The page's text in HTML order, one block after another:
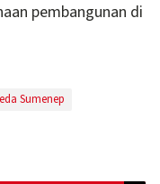
pembangunan di
Sumenep